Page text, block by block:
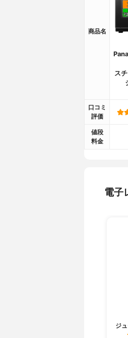
商品名
ス
口コミ
評価
値段
料金
電子
ジ